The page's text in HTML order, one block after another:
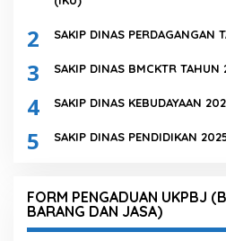
2 SAKIP DINAS PERDAGANGAN
3 SAKIP DINAS BMCKTR TAHUN
4 SAKIP DINAS KEBUDAYAAN
5 SAKIP DINAS PENDIDIKAN
FORM PENGADUAN UKPBJ
BARANG DAN JASA)